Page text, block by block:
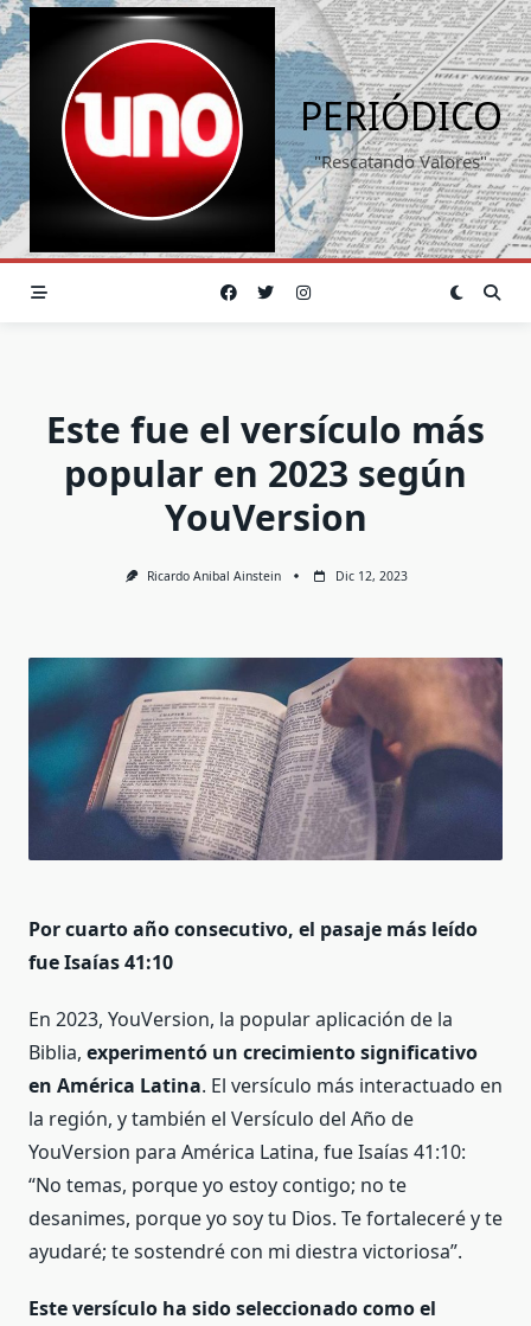
Saltar
al
contenido
PERIÓDICO
"Rescatando Valores"
Este fue el versículo más
popular en 2023 según
YouVersion
Ricardo Anibal Ainstein Dic 12, 2023
Por cuarto año consecutivo, el pasaje más leído
fue Isaías 41:10
En 2023, YouVersion, la popular aplicación de la
Biblia, experimentó un crecimiento significativo
en América Latina. El versículo más interactuado en
la región, y también el Versículo del Año de
YouVersion para América Latina, fue Isaías 41:10:
“No temas, porque yo estoy contigo; no te
desanimes, porque yo soy tu Dios. Te fortaleceré y te
ayudaré; te sostendré con mi diestra victoriosa”.
Este versículo ha sido seleccionado como el